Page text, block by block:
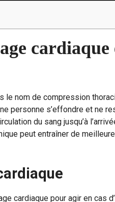
cardiaque
le nom de compression
personne s’effondre et ne
du sang jusqu’à
peut entraîner de
cardiaque pour agir en cas